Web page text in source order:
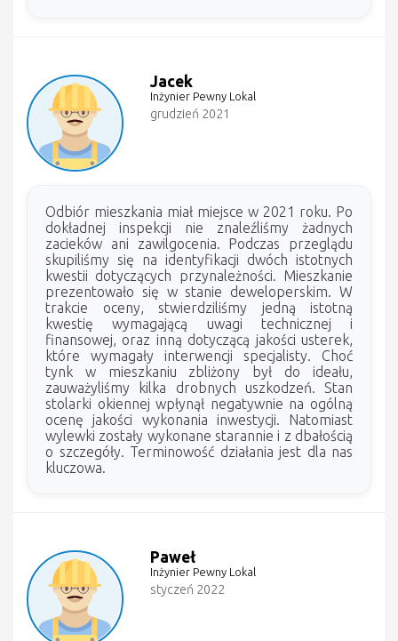
Jacek
Inżynier Pewny Lokal
grudzień 2021
Odbiór mieszkania miał miejsce w 2021 roku. Po
dokładnej inspekcji nie znaleźliśmy żadnych
zacieków ani zawilgocenia. Podczas przeglądu
skupiliśmy się na identyfikacji dwóch istotnych
kwestii dotyczących przynależności. Mieszkanie
prezentowało się w stanie deweloperskim. W
trakcie oceny, stwierdziliśmy jedną istotną
kwestię wymagającą uwagi technicznej i
finansowej, oraz inną dotyczącą jakości usterek,
które wymagały interwencji specjalisty. Choć
tynk w mieszkaniu zbliżony był do ideału,
zauważyliśmy kilka drobnych uszkodzeń. Stan
stolarki okiennej wpłynął negatywnie na ogólną
ocenę jakości wykonania inwestycji. Natomiast
wylewki zostały wykonane starannie i z dbałością
o szczegóły. Terminowość działania jest dla nas
kluczowa.
Paweł
Inżynier Pewny Lokal
styczeń 2022